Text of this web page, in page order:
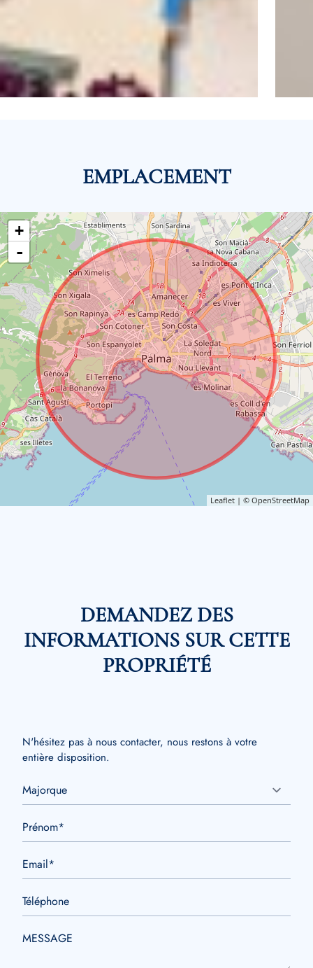
EMPLACEMENT
+
-
Leaflet | © OpenStreetMap
DEMANDEZ DES
INFORMATIONS SUR CETTE
PROPRIÉTÉ
N'hésitez pas à nous contacter, nous restons à votre
entière disposition.